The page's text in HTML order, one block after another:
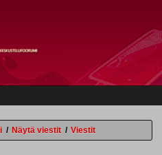
/ Näytä viestit / Viestit